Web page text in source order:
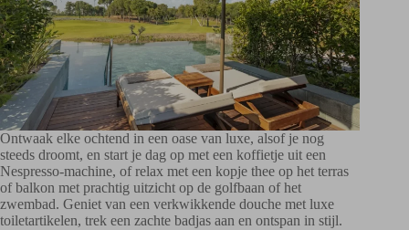
Ontwaak elke ochtend in een oase van luxe, alsof je nog
steeds droomt, en start je dag op met een koffietje uit een
Nespresso-machine, of relax met een kopje thee op het terras
of balkon met prachtig uitzicht op de golfbaan of het
zwembad. Geniet van een verkwikkende douche met luxe
toiletartikelen, trek een zachte badjas aan en ontspan in stijl.